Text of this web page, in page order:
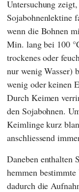
Untersuchung
Sojabohnenlektine
wenn die Bohnen
Min. lang bei 100
trockenes oder
nur wenig Wasser)
wenig oder keinen
Durch Keimen
den Sojabohnen.
Keimlinge kurz
anschliessend
Daneben enthalten
hemmen
dadurch die